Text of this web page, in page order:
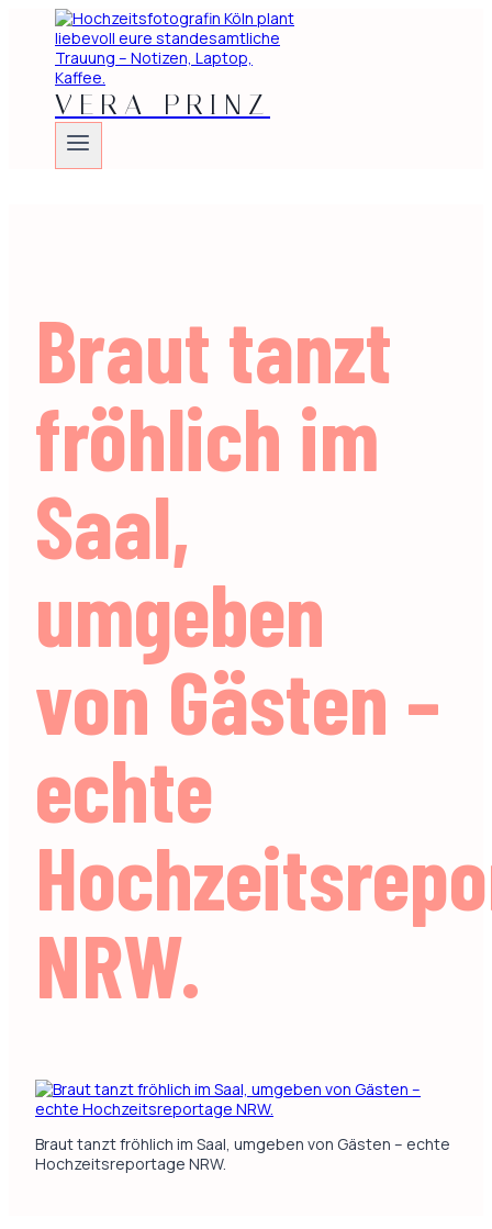
springen
VERA PRINZ
Braut tanzt
fröhlich im
Saal,
umgeben
von Gästen –
echte
NRW.
Braut tanzt fröhlich im Saal, umgeben von Gästen – echte
Hochzeitsreportage NRW.